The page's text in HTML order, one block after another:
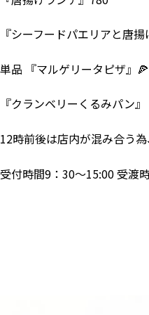
『シーフードパエリアと唐
単品 『マルゲリータピザ』
『クランベリーくるみパン
12時前後は店内が混み合う
受付時間9：30～15:00 受渡